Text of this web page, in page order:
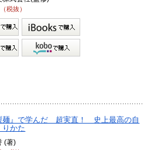
税抜）
麺』で学んだ 超実直！ 史上最高の自
りかた
(著)